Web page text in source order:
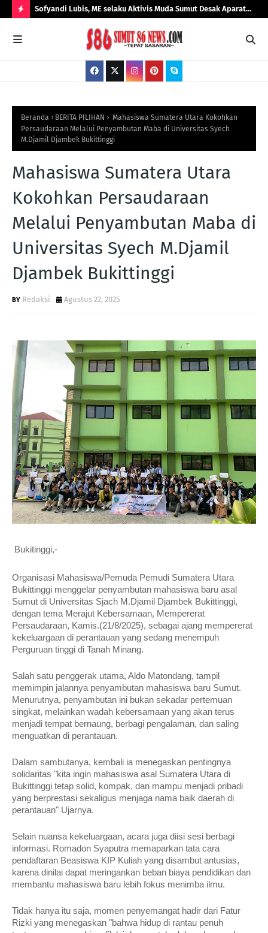
O
S
S
Sofyandi Lubis, ME selaku Aktivis Muda Sumut Desak Aparat
Penegak Hukum Usut Dugaan Fee Proyek dan Dugaan Obral
Proyek di Dinas Perkim Kota Medan
Beranda BERITA PILIHAN
Mahasiswa Sumatera Utara Kokohkan
Persaudaraan Melalui Penyambutan Maba di Universitas Syech
M.Djamil Djambek Bukittinggi
Mahasiswa Sumatera Utara
Kokohkan Persaudaraan
Melalui Penyambutan Maba di
Universitas Syech M.Djamil
Djambek Bukittinggi
Redaksi Agustus 22, 2025
Bukitinggi,-
Organisasi Mahasiswa/Pemuda Pemudi Sumatera Utara
Bukittinggi menggelar penyambutan mahasiswa baru asal
Sumut di Universitas Sjach M.Djamil Djambek Bukittinggi,
dengan tema Merajut Kebersamaan, Mempererat
Persaudaraan, Kamis.(21/8/2025), sebagai ajang mempererat
kekeluargaan di perantauan yang sedang menempuh
Perguruan tinggi di Tanah Minang.
Salah satu penggerak utama, Aldo Matondang, tampil
memimpin jalannya penyambutan mahasiswa baru Sumut.
Menurutnya, penyambutan ini bukan sekadar pertemuan
singkat, melainkan wadah kebersamaan yang akan terus
menjadi tempat bernaung, berbagi pengalaman, dan saling
menguatkan di perantauan.
Dalam sambutanya, kembali ia menegaskan pentingnya
solidaritas "kita ingin mahasiswa asal Sumatera Utara di
Bukittinggi tetap solid, kompak, dan mampu menjadi pribadi
yang berprestasi sekaligus menjaga nama baik daerah di
perantauan" Ujarnya.
Selain nuansa kekeluargaan, acara juga diisi sesi berbagi
informasi. Romadon Syaputra memaparkan tata cara
pendaftaran Beasiswa KIP Kuliah yang disambut antusias,
karena dinilai dapat meringankan beban biaya pendidikan dan
membantu mahasiswa baru lebih fokus menimba ilmu.
Tidak hanya itu saja, momen penyemangat hadir dari Fatur
Rizki yang menegaskan "bahwa hidup di rantau penuh